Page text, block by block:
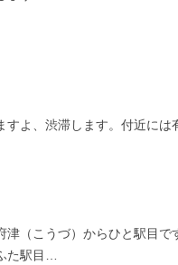
よ、渋滞します。付近には
（こうづ）からひと駅目で
た駅目…